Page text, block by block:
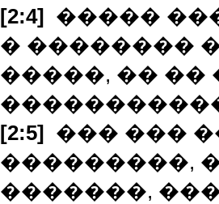
[2:4] �����
� ��������
�����, �� ��
[2:5] ��� ���
���������,
�������,